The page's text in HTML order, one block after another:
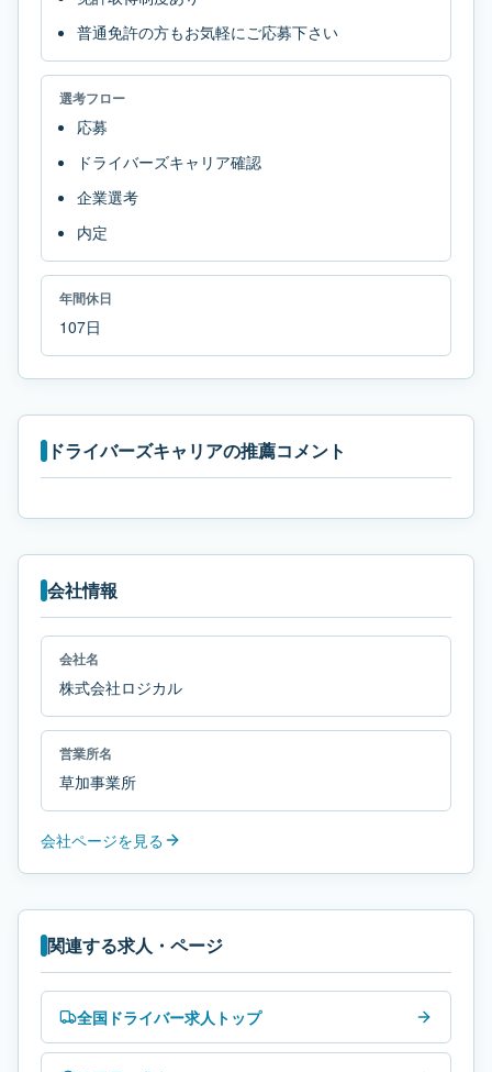
普通免許の方もお気軽にご応募下さい
選考フロー
応募
ドライバーズキャリア確認
企業選考
内定
年間休日
107日
ドライバーズキャリアの推薦コメント
会社情報
会社名
株式会社ロジカル
営業所名
草加事業所
会社ページを見る
関連する求人・ページ
全国ドライバー求人トップ